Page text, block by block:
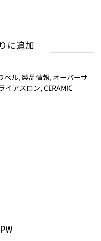
に追加
ベル, 製品情報, オーバーサ
イアスロン, CERAMIC